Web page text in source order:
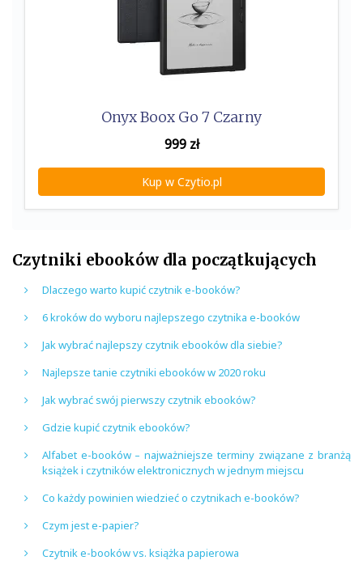
Onyx Boox Go 7 Czarny
999zł
Kup w Czytio.pl
Czytniki ebooków dla początkujących
Dlaczego warto kupić czytnik e-booków?
6 kroków do wyboru najlepszego czytnika e-booków
Jak wybrać najlepszy czytnik ebooków dla siebie?
Najlepsze tanie czytniki ebooków w 2020 roku
Jak wybrać swój pierwszy czytnik ebooków?
Gdzie kupić czytnik ebooków?
Alfabet e-booków – najważniejsze terminy związane z branżą
książek i czytników elektronicznych w jednym miejscu
Co każdy powinien wiedzieć o czytnikach e-booków?
Czym jest e-papier?
Czytnik e-booków vs. książka papierowa